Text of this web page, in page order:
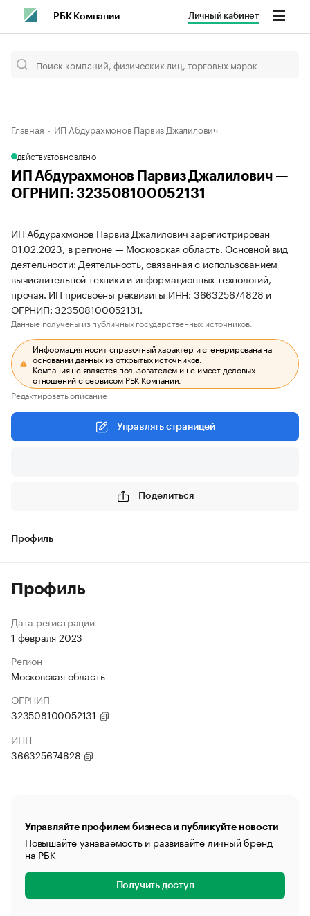
РБК Компании Личный кабинет
Главная ИП Абдурахмонов Парвиз Джалилович
ДЕЙСТВУЕТОБНОВЛЕНО
ИП Абдурахмонов Парвиз Джалилович —
ОГРНИП: 323508100052131
ИП Абдурахмонов Парвиз Джалилович зарегистрирован
01.02.2023, в регионе — Московская область. Основной вид
деятельности: Деятельность, связанная с использованием
вычислительной техники и информационных технологий,
прочая. ИП присвоены реквизиты ИНН: 366325674828 и
ОГРНИП: 323508100052131.
Данные получены из публичных государственных источников.
Информация носит справочный характер и сгенерирована на
основании данных из открытых источников.
Компания не является пользователем и не имеет деловых
отношений с сервисом РБК Компании.
Редактировать описание
Управлять страницей
Поделиться
Профиль
Профиль
Дата регистрации
1 февраля 2023
Регион
Московская область
ОГРНИП
323508100052131
ИНН
366325674828
Управляйте профилем бизнеса и публикуйте новости
Повышайте узнаваемость и развивайте личный бренд
на РБК
Получить доступ